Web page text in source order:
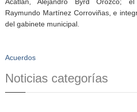
Raymundo Martínez Corroviñas, e
del gabinete municipal.
Acuerdos
Noticias categorías